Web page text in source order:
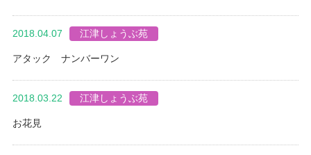
2018.04.07 江津しょうぶ苑
アタック ナンバーワン
2018.03.22 江津しょうぶ苑
お花見